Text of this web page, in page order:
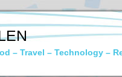
– Travel – Technology –